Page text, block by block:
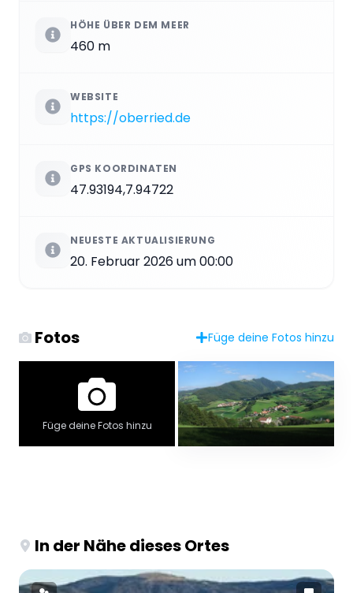
HÖHE ÜBER DEM MEER
460 m
WEBSITE
https://oberried.de
GPS KOORDINATEN
47.93194,7.94722
NEUESTE AKTUALISIERUNG
20. Februar 2026 um 00:00
Fotos Füge deine Fotos hinzu
Füge deine Fotos hinzu
In der Nähe dieses Ortes